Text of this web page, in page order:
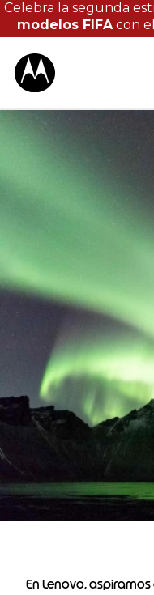
Celebra la segunda
modelos FIFAcon
En Lenovo,